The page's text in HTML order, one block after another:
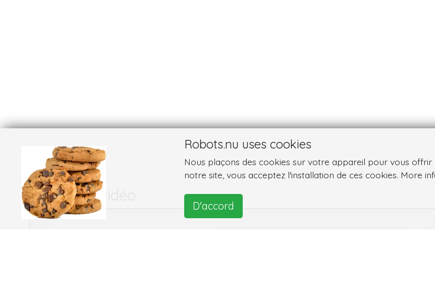
Images et vidéo
Robots.nu uses cookies
Nous plaçons des cookies sur votre appareil pour vous
notre site, vous acceptez l'installation de ces cookies. More
D'accord